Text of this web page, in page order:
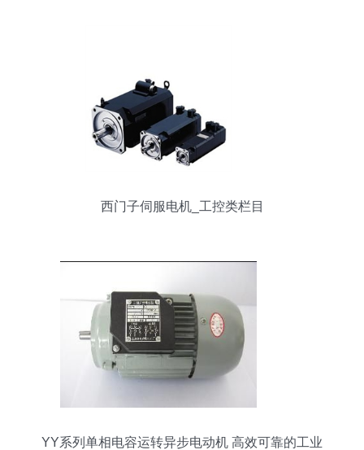
西门子伺服电机_工控类栏目
YY系列单相电容运转异步电动机 高效可靠的工业